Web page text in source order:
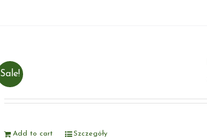
Sale!
Add to cart Szczegóły